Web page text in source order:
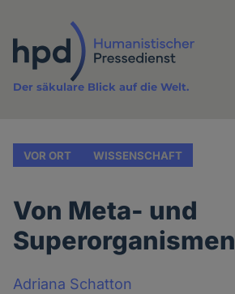
Inhalt
Der säkulare Blick auf die Welt.
VOR ORT WISSENSCHAFT
Von Meta- und
Superorganismen
Adriana Schatton